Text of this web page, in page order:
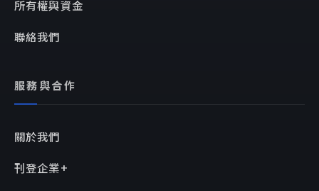
所有權與資金
聯絡我們
服務與合作
關於我們
刊登企業+